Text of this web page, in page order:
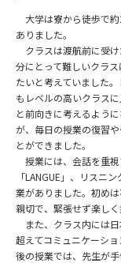
大学は寮から徒歩で
ありました。
クラスは渡航前に受
分にとって難しいクラ
たいと考えていました
もレベルの高いクラス
と前向きに考えるよう
が、毎日の授業の復習
とができました。
授業には、会話を重
「LANGUE」、リスニ
業がありました。初め
親切で、緊張せず楽し
また、クラス内には
超えてコミュニケーシ
後の授業では、先生が